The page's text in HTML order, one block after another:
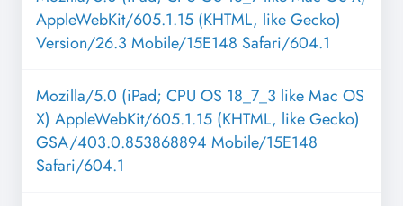
AppleWebKit/605.1.15 (KHTML, like Gecko)
Version/26.3 Mobile/15E148 Safari/604.1
Mozilla/5.0 (iPad; CPU OS 18_7_3 like Mac OS
X) AppleWebKit/605.1.15 (KHTML, like Gecko)
GSA/403.0.853868894 Mobile/15E148
Safari/604.1